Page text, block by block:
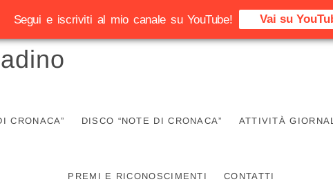
CRONACA” DISCO “NOTE DI CRONACA” ATTIVITÀ
PREMI E RICONOSCIMENTI CONTATTI
Segui e iscriviti al mio canale su YouTube! Vai su